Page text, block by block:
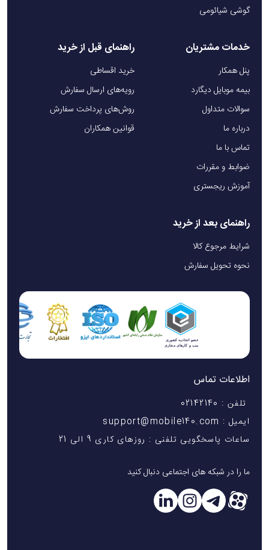
گوشی شیائومی
خدمات مشتریان
پنل همکار
بیمه موبایل دیگارد
سوالات متداول
درباره ما
تماس با ما
ضوابط و مقررات
آموزش ریجستری
راهنمای قبل از خرید
خرید اقساطی
رویه‌های ارسال سفارش
روش‌های پرداخت سفارش
قوانین همکاران
راهنمای بعد از خرید
شرایط مرجوع کالا
نحوه تحویل سفارش
اطلاعات تماس
تلفن : 02142140
ایمیل : support@mobile140.com
ساعات پاسخگویی تلفنی : روزهای کاری 9 الی 21
ما را در شبکه های اجتماعی دنبال کنید